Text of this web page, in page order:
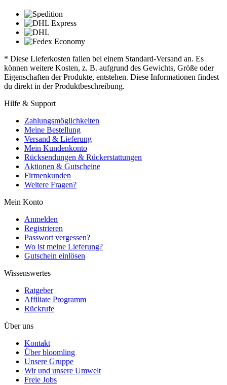
* Diese Lieferkosten fallen bei einem Standard-Versand an. Es
können weitere Kosten, z. B. aufgrund des Gewichts, Größe oder
Eigenschaften der Produkte, entstehen. Diese Informationen findest
du direkt in der Produktbeschreibung.
Hilfe & Support
Zahlungsmöglichkeiten
Meine Bestellung
Versand & Lieferung
Mein Kundenkonto
Rücksendungen & Rückerstattungen
Aktionen & Gutscheine
Firmenkunden
Weitere Fragen?
Mein Konto
Anmelden
Registrieren
Passwort vergessen?
Wo ist meine Lieferung?
Gutschein einlösen
Wissenswertes
Ratgeber
Affiliate Programm
Rückrufe
Über uns
Kontakt
Über bloomling
Unsere Gruppe
Wir und unsere Umwelt
Freie Jobs